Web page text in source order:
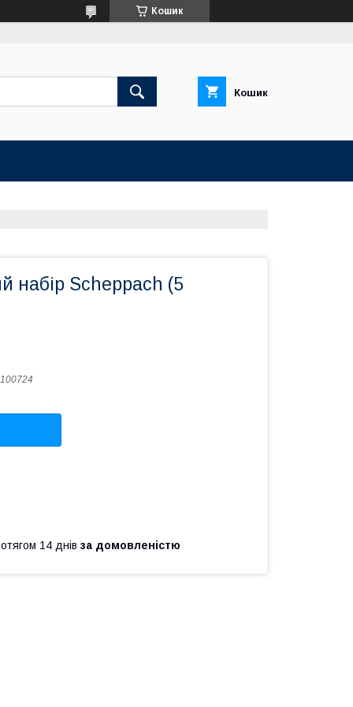
Кошик
Кошик
набір Scheppach (5
14 днів за домовленістю